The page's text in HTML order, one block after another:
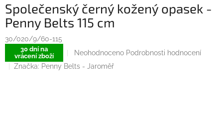
Společenský černý kožený opasek -
Penny Belts 115 cm
30/020/9/60-115
30 dní na
vrácení zboží
Průměrné
hodnocení
produktu
Neohodnoceno Podrobnosti hodnocení
Značka: Penny Belts - Jaroměř